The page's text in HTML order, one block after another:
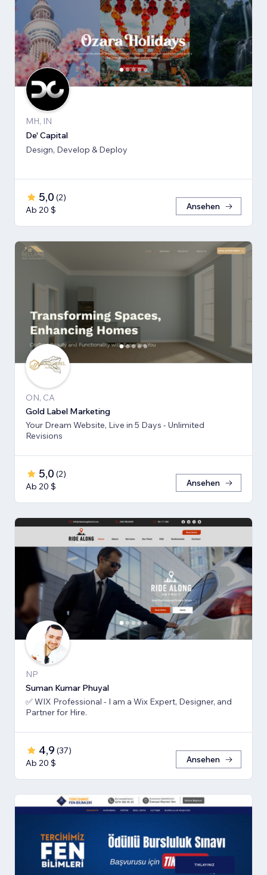
MH, IN
De' Capital
Design, Develop & Deploy
5,0 (2)
Ab 20 $
Ansehen
ON, CA
Gold Label Marketing
Your Dream Website, Live in 5 Days - Unlimited
Revisions
5,0 (2)
Ab 20 $
Ansehen
NP
Suman Kumar Phuyal
✅ WIX Professional - I am a Wix Expert, Designer, and
Partner for Hire.
4,9 (37)
Ab 20 $
Ansehen